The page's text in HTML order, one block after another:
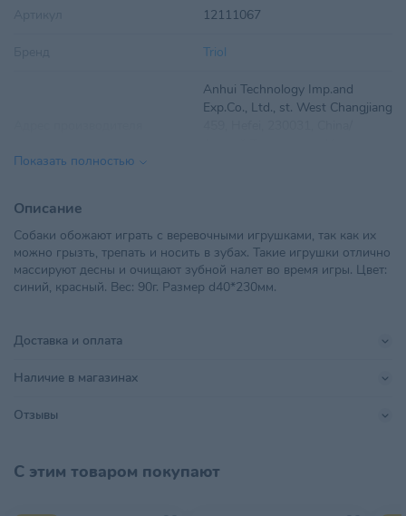
12111067
Triol
Anhui Technology Imp.and
Exp.Co., Ltd., st. West Changjiang
Возраст питомца
Импортер в РБ
ООО "ТриолБел", г. Минск,
Радиальная, дом № 54Б, офис
18
Параметры
Поставщик
Аньхой Технолоджи Имп.энд
Показать полностью
Описание
Собаки обожают играть с веревочными игрушками, так как их
можно грызть, трепать и носить в зубах. Такие игрушки отлично
массируют десны и очищают зубной налет во время игры. Цвет:
синий, красный. Вес: 90г. Размер d40*230мм.
Доставка и оплата
Наличие в магазинах
Отзывы
С этим товаром покупают